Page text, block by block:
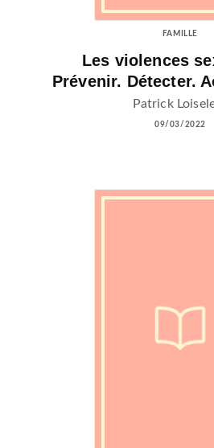
FAMILLE
Les violences
Prévenir. Détecter.
Patrick
09/03/2022